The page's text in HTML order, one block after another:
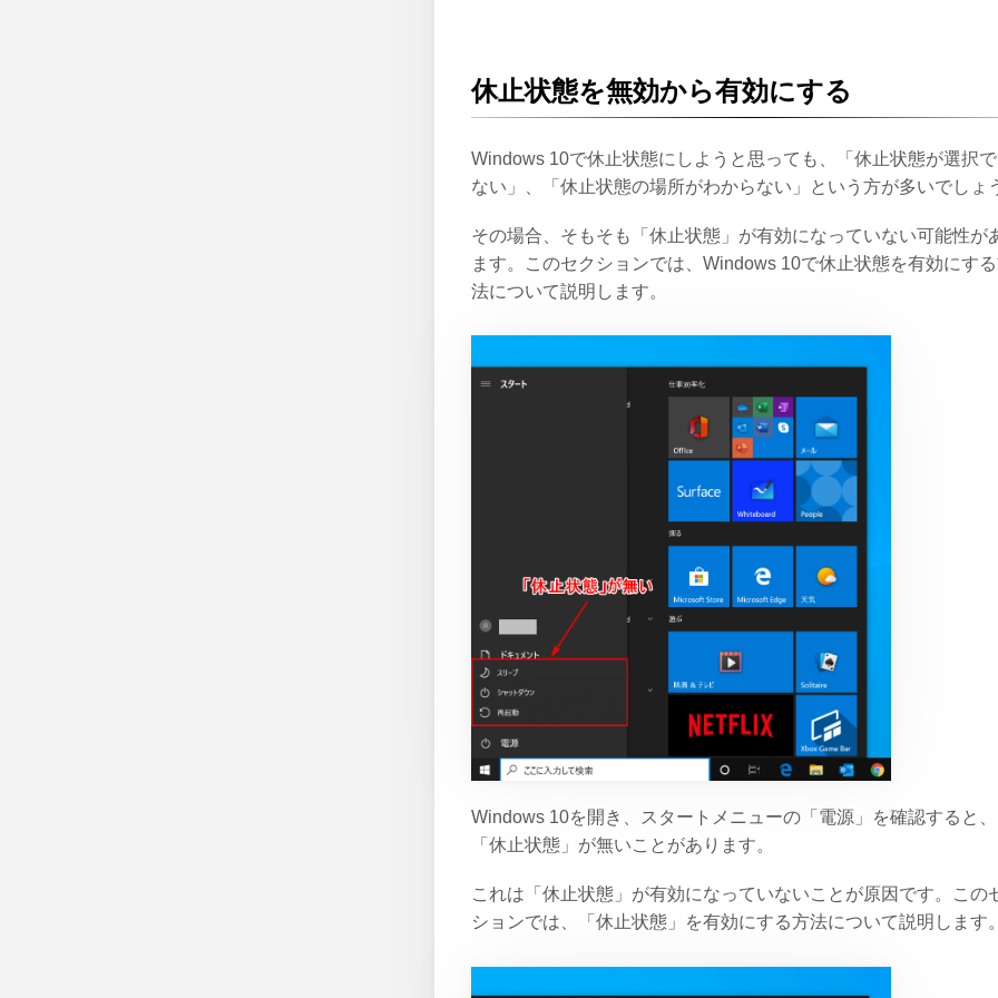
休止状態を無効から有効にする
Windows 10で休止状態にしようと思っても、「休止状態が選択
ない」、「休止状態の場所がわからない」という方が多いでしょ
その場合、そもそも「休止状態」が有効になっていない可能性が
ます。このセクションでは、Windows 10で休止状態を有効にす
法について説明します。
Windows 10を開き、スタートメニューの「電源」を確認すると、
「休止状態」が無いことがあります。
これは「休止状態」が有効になっていないことが原因です。この
ションでは、「休止状態」を有効にする方法について説明します